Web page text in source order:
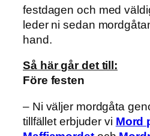
festdagen och med
leder ni sedan
hand.
Så här går det till:
Före festen
– Ni väljer mordgåta
tillfället erbjuder vi Mord